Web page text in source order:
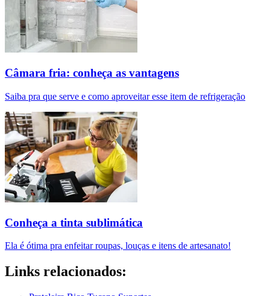
Câmara fria: conheça as vantagens
Saiba pra que serve e como aproveitar esse item de refrigeração
Conheça a tinta sublimática
Ela é ótima pra enfeitar roupas, louças e itens de artesanato!
Links relacionados: